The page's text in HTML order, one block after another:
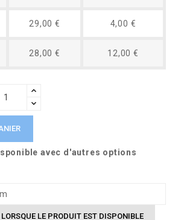
29,00 € 4,00 €
28,00 € 12,00 €
avec d'autres options
LE PRODUIT EST DISPONIBLE